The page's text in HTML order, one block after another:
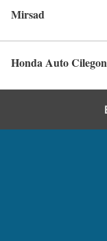
Mirsad
Honda Auto Cilegon